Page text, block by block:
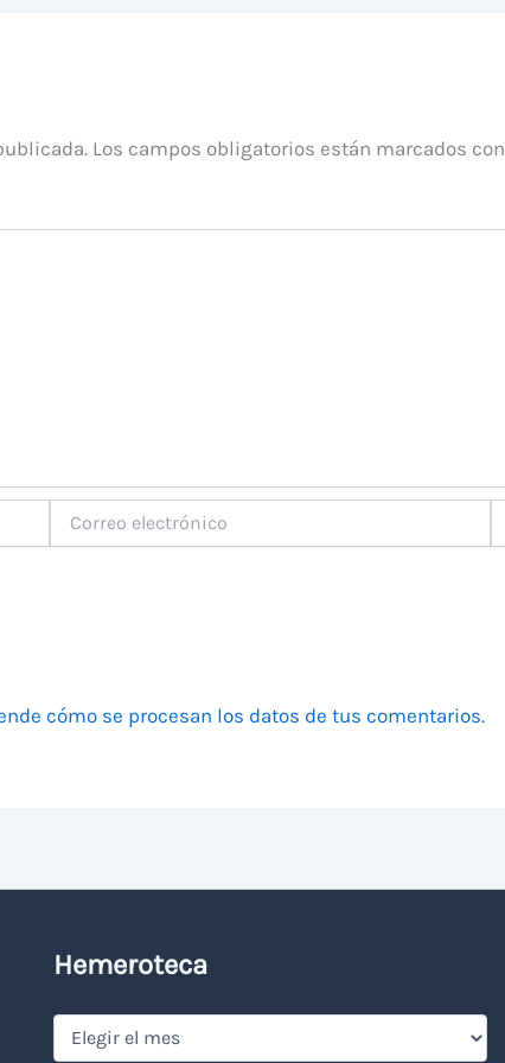
Los campos obligatorios están marcados con
electrónico
cómo se procesan los datos de tus comentarios.
Hemeroteca
Hemeroteca